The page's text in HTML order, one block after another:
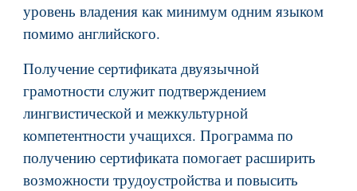
уровень владения как минимум одним языком
помимо английского.
Получение сертификата двуязычной
грамотности служит подтверждением
лингвистической и межкультурной
компетентности учащихся. Программа по
получению сертификата помогает расширить
возможности трудоустройства и повысить